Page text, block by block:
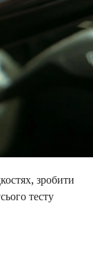
зробити
тесту